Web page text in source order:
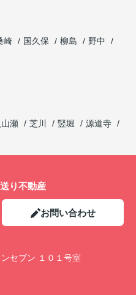
崎 国久保 柳島
野中
山瀬 芝川 竪堀
源道寺
り不動産
お問い合わせ
セブン １０１号室